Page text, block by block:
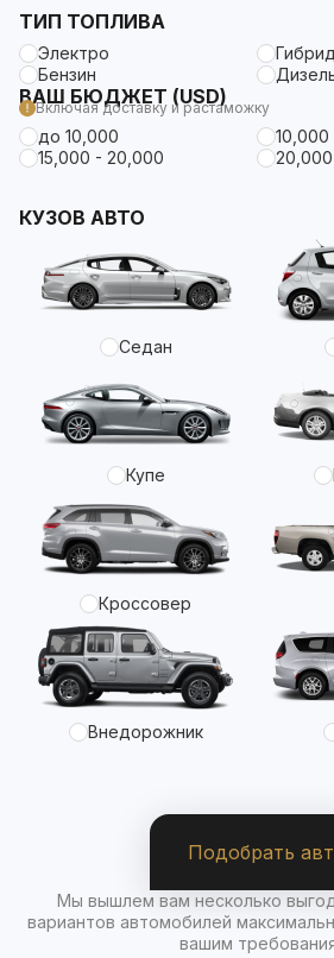
ТИП ТОПЛИВА
Электро
Гибрид
Бензин
ВАШ БЮДЖЕТ (USD)
Включая доставку и растаможку
до 10,000
10,000
15,000 - 20,000
КУЗОВ АВТО
Седан
Купе
Кроссовер
Внедорожник
Подобрать
Мы вышлем вам несколько
вариантов автомобилей
вашим